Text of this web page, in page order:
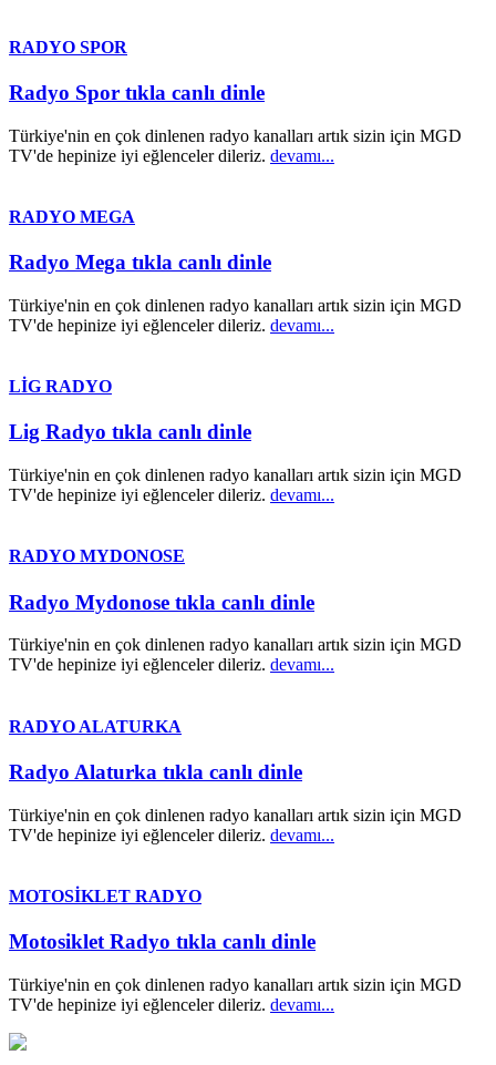
RADYO SPOR
Radyo Spor tıkla canlı dinle
Türkiye'nin en çok dinlenen radyo kanalları artık sizin için MGD
TV'de hepinize iyi eğlenceler dileriz. devamı...
RADYO MEGA
Radyo Mega tıkla canlı dinle
Türkiye'nin en çok dinlenen radyo kanalları artık sizin için MGD
TV'de hepinize iyi eğlenceler dileriz. devamı...
LİG RADYO
Lig Radyo tıkla canlı dinle
Türkiye'nin en çok dinlenen radyo kanalları artık sizin için MGD
TV'de hepinize iyi eğlenceler dileriz. devamı...
RADYO MYDONOSE
Radyo Mydonose tıkla canlı dinle
Türkiye'nin en çok dinlenen radyo kanalları artık sizin için MGD
TV'de hepinize iyi eğlenceler dileriz. devamı...
RADYO ALATURKA
Radyo Alaturka tıkla canlı dinle
Türkiye'nin en çok dinlenen radyo kanalları artık sizin için MGD
TV'de hepinize iyi eğlenceler dileriz. devamı...
MOTOSİKLET RADYO
Motosiklet Radyo tıkla canlı dinle
Türkiye'nin en çok dinlenen radyo kanalları artık sizin için MGD
TV'de hepinize iyi eğlenceler dileriz. devamı...